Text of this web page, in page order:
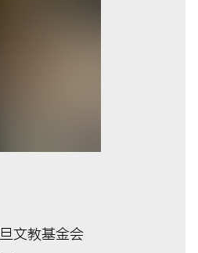
文教基金会